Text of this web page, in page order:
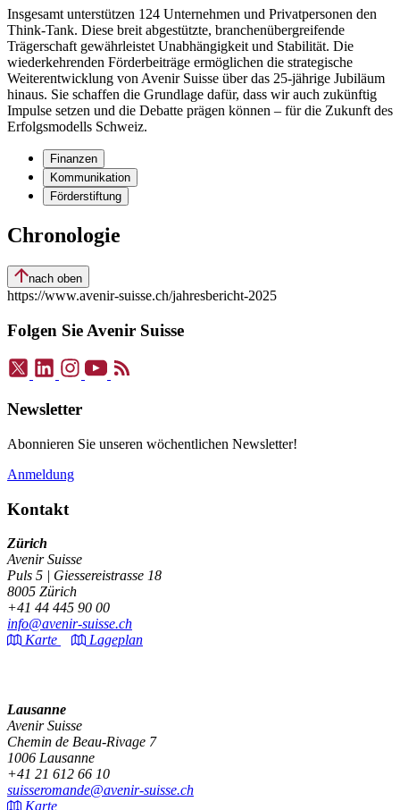
Insgesamt unterstützen 124 Unternehmen und Privatpersonen den
Think-Tank. Diese breit abgestützte, branchenübergreifende
Trägerschaft gewährleistet Unabhängigkeit und Stabilität. Die
wiederkehrenden Förderbeiträge ermöglichen die strategische
Weiterentwicklung von Avenir Suisse über das 25-jährige Jubiläum
hinaus. Sie schaffen die Grundlage dafür, dass wir auch zukünftig
Impulse setzen und die Debatte prägen können – für die Zukunft des
Erfolgsmodells Schweiz.
Finanzen
Kommunikation
Förderstiftung
Chronologie
nach oben
https://www.avenir-suisse.ch/jahresbericht-2025
Folgen Sie Avenir Suisse
Newsletter
Abonnieren Sie unseren wöchentlichen Newsletter!
Anmeldung
Kontakt
Zürich
Avenir Suisse
Puls 5 | Giessereistrasse 18
8005 Zürich
+41 44 445 90 00
info@avenir-suisse.ch
Karte
Lageplan
Lausanne
Avenir Suisse
Chemin de Beau-Rivage 7
1006 Lausanne
+41 21 612 66 10
suisseromande@avenir-suisse.ch
Karte